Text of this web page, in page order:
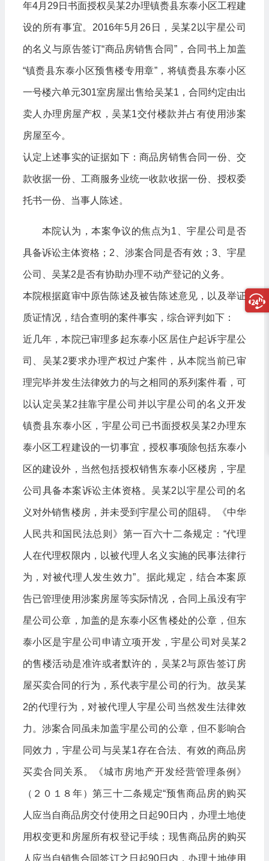
年4月29日书面授权吴某2办理镇赉县东泰小区工程建
设的所有事宜。2016年5月26日，吴某2以宇星公司
的名义与原告签订“商品房销售合同”，合同书上加盖
“镇赉县东泰小区预售楼专用章”，将镇赉县东泰小区
一号楼六单元301室房屋出售给吴某1，合同约定由出
卖人办理房屋产权，吴某1交付楼款并占有使用涉案
房屋至今。
认定上述事实的证据如下：商品房销售合同一份、交
款收据一份、工商服务业统一收款收据一份、授权委
托书一份、当事人陈述。
本院认为，本案争议的焦点为1、宇星公司是否
具备诉讼主体资格；2、涉案合同是否有效；3、宇星
公司、吴某2是否有协助办理不动产登记的义务。
本院根据庭审中原告陈述及被告陈述意见，以及举证
质证情况，结合查明的案件事实，综合评判如下：
近几年，本院已审理多起东泰小区居住户起诉宇星公
司、吴某2要求办理产权过户案件，从本院当前已审
理完毕并发生法律效力的与之相同的系列案件看，可
以认定吴某2挂靠宇星公司并以宇星公司的名义开发
镇赉县东泰小区，宇星公司已书面授权吴某2办理东
泰小区工程建设的一切事宜，授权事项除包括东泰小
区的建设外，当然包括授权销售东泰小区楼房，宇星
公司具备本案诉讼主体资格。吴某2以宇星公司的名
义对外销售楼房，并未受到宇星公司的阻碍。《中华
人民共和国民法总则》第一百六十二条规定：“代理
人在代理权限内，以被代理人名义实施的民事法律行
为，对被代理人发生效力”。据此规定，结合本案原
告已管理使用涉案房屋等实际情况，合同上虽没有宇
星公司公章，加盖的是东泰小区售楼处的公章，但东
泰小区是宇星公司申请立项开发，宇星公司对吴某2
的售楼活动是准许或者默许的，吴某2与原告签订房
屋买卖合同的行为，系代表宇星公司的行为。故吴某
2的代理行为，对被代理人宇星公司当然发生法律效
力。涉案合同虽未加盖宇星公司的公章，但不影响合
同效力，宇星公司与吴某1存在合法、有效的商品房
买卖合同关系。《城市房地产开发经营管理条例》
（２０１８年）第三十二条规定“预售商品房的购买
人应当自商品房交付使用之日起90日内，办理土地使
用权变更和房屋所有权登记手续；现售商品房的购买
人应当自销售合同签订之日起90日内，办理土地使用